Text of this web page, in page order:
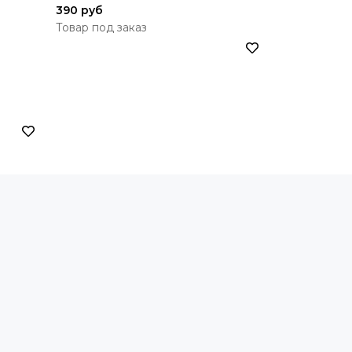
390 руб
Товар под заказ